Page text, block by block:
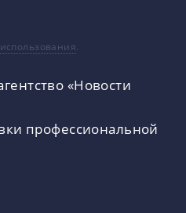
.
«Новости
профессиональной